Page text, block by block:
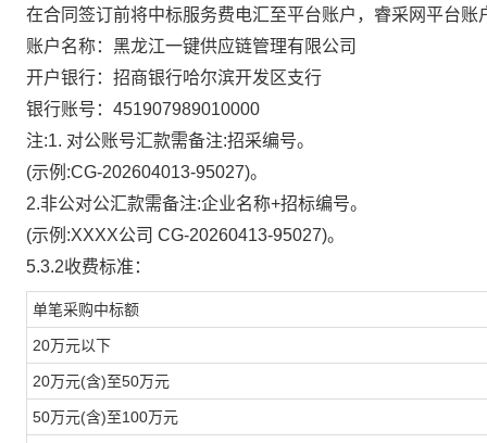
在合同签订前将中标服务费电汇至平台账户 ， 睿采网平台账
账户名称：黑龙江一键供应链管理有限公司
开户银行：招商银行哈尔滨开发区支行
银行账号： 451907989010000
注:1. 对公账号汇款需备注:招采编号。
(示例:CG-202604013-95027)。
2.非公对公汇款需备注:企业名称+招标编号。
(示例:XXXX公司 CG-20260413-95027)。
5.3.2收费标准：
单笔采购中标额
20万元以下
20万元(含)至50万元
50万元(含)至100万元